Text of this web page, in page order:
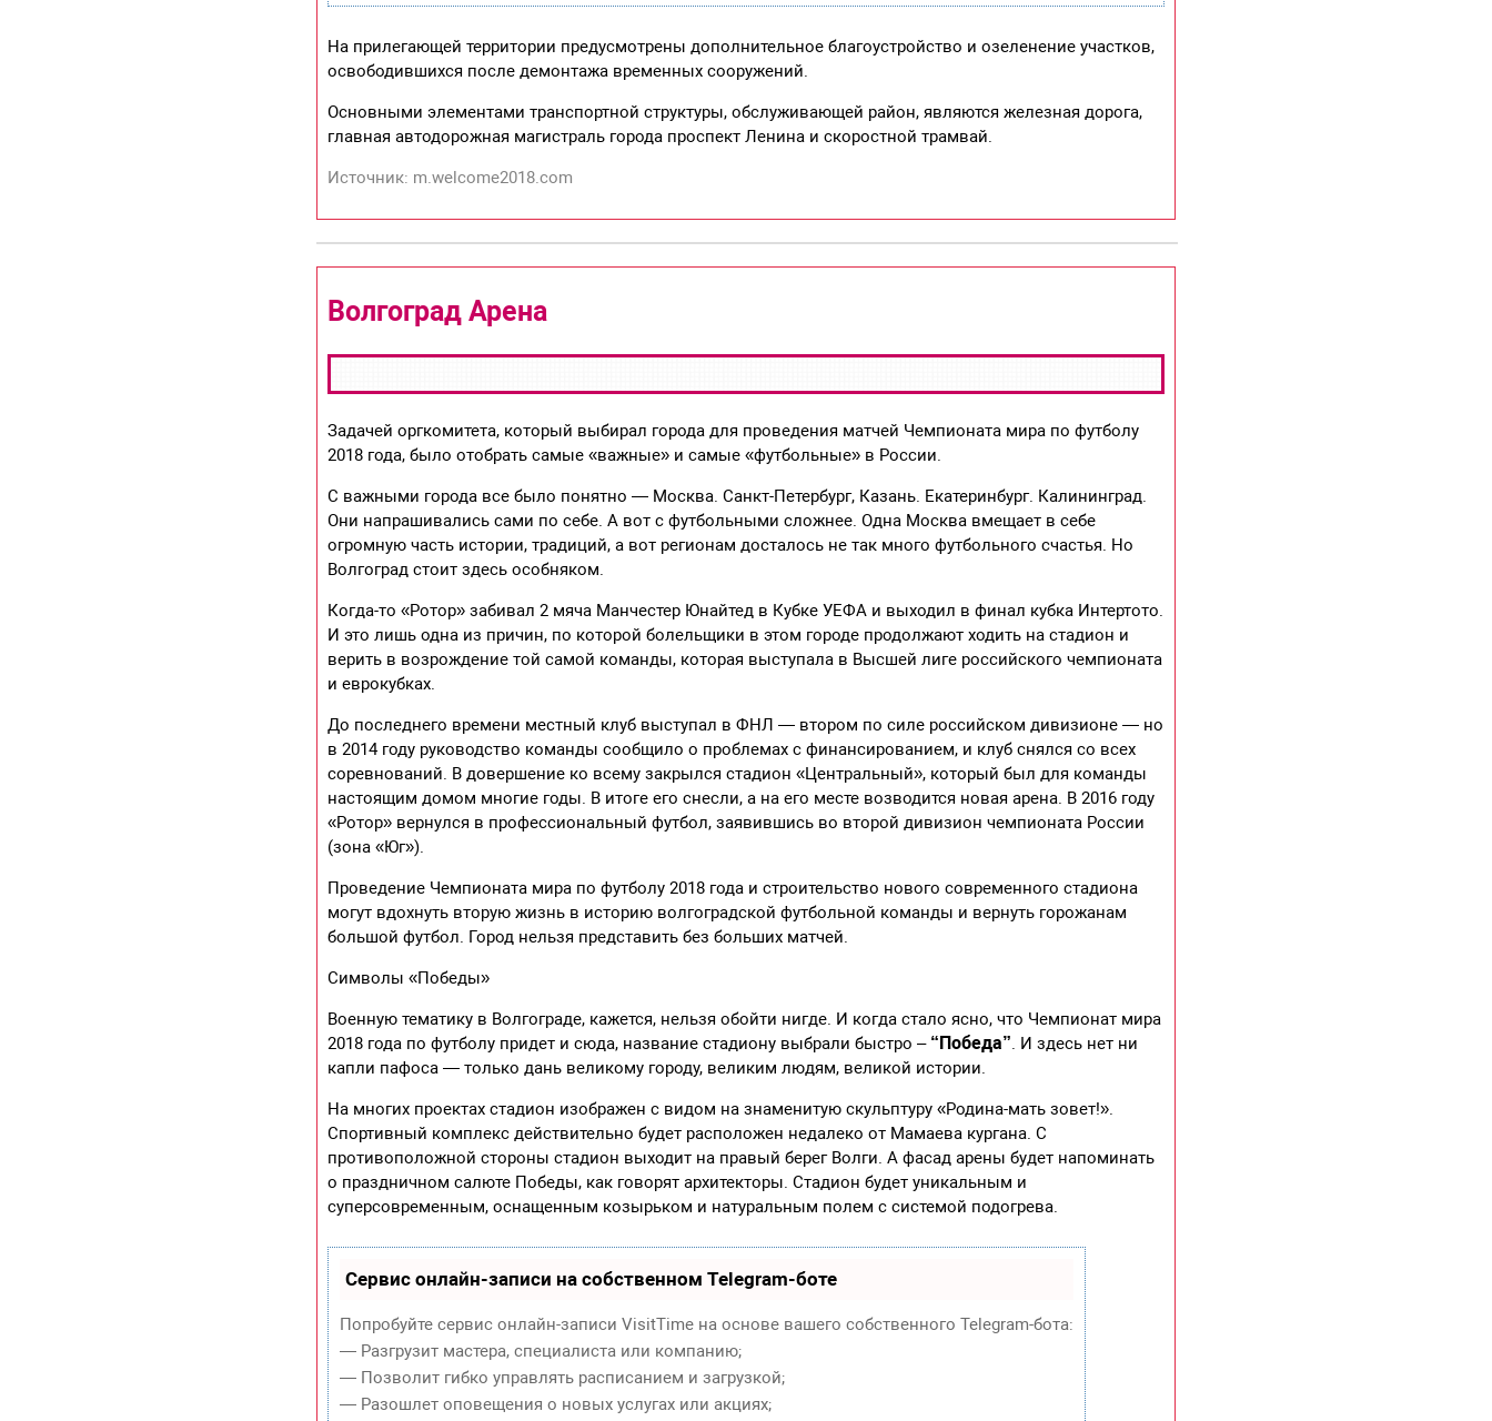
На прилегающей территории предусмотрены дополнительное благоустройство и озеленение участков,
освободившихся после демонтажа временных сооружений.
Основными элементами транспортной структуры, обслуживающей район, являются железная дорога,
главная автодорожная магистраль города проспект Ленина и скоростной трамвай.
Источник: m.welcome2018.com
Волгоград Арена
Задачей оргкомитета, который выбирал города для проведения матчей Чемпионата мира по футболу
2018 года, было отобрать самые «важные» и самые «футбольные» в России.
С важными города все было понятно — Москва. Санкт-Петербург, Казань. Екатеринбург. Калининград.
Они напрашивались сами по себе. А вот с футбольными сложнее. Одна Москва вмещает в себе
огромную часть истории, традиций, а вот регионам досталось не так много футбольного счастья. Но
Волгоград стоит здесь особняком.
Когда-то «Ротор» забивал 2 мяча Манчестер Юнайтед в Кубке УЕФА и выходил в финал кубка Интертото.
И это лишь одна из причин, по которой болельщики в этом городе продолжают ходить на стадион и
верить в возрождение той самой команды, которая выступала в Высшей лиге российского чемпионата
и еврокубках.
До последнего времени местный клуб выступал в ФНЛ — втором по силе российском дивизионе — но
в 2014 году руководство команды сообщило о проблемах с финансированием, и клуб снялся со всех
соревнований. В довершение ко всему закрылся стадион «Центральный», который был для команды
настоящим домом многие годы. В итоге его снесли, а на его месте возводится новая арена. В 2016 году
«Ротор» вернулся в профессиональный футбол, заявившись во второй дивизион чемпионата России
(зона «Юг»).
Проведение Чемпионата мира по футболу 2018 года и строительство нового современного стадиона
могут вдохнуть вторую жизнь в историю волгоградской футбольной команды и вернуть горожанам
большой футбол. Город нельзя представить без больших матчей.
Символы «Победы»
Военную тематику в Волгограде, кажется, нельзя обойти нигде. И когда стало ясно, что Чемпионат мира
2018 года по футболу придет и сюда, название стадиону выбрали быстро – “Победа”. И здесь нет ни
капли пафоса — только дань великому городу, великим людям, великой истории.
На многих проектах стадион изображен с видом на знаменитую скульптуру «Родина-мать зовет!».
Спортивный комплекс действительно будет расположен недалеко от Мамаева кургана. С
противоположной стороны стадион выходит на правый берег Волги. А фасад арены будет напоминать
о праздничном салюте Победы, как говорят архитекторы. Стадион будет уникальным и
суперсовременным, оснащенным козырьком и натуральным полем с системой подогрева.
Сервис онлайн-записи на собственном Telegram-боте
Попробуйте сервис онлайн-записи VisitTime на основе вашего собственного Telegram-бота:
— Разгрузит мастера, специалиста или компанию;
— Позволит гибко управлять расписанием и загрузкой;
— Разошлет оповещения о новых услугах или акциях;